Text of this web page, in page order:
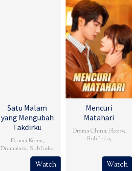
Satu Malam
yang Mengubah
Takdirku
Drama Korea,
Dramabox, Sub Indo,
Watch
Mencuri
Matahari
Drama China, Flextv,
Sub Indo,
Watch